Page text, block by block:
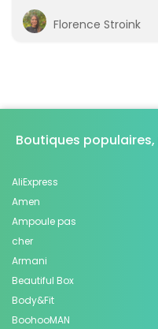
Florence Stroink
Boutiques
AliExpress
Amen
Ampoule pas
cher
Armani
Beautiful Box
Body&Fit
BoohooMAN